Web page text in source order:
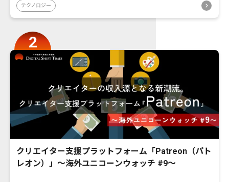
テクノロジー
クリエイター支援プラットフォーム「Patreon（パト
レオン）」〜海外ユニコーンウォッチ #9〜